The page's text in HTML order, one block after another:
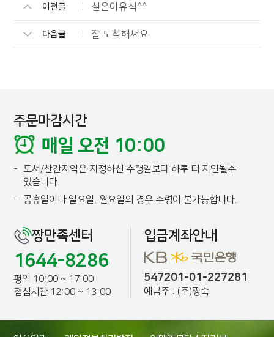
이전글 실온이유식^^
잘 도착해써요
다음글
주문마감시간
매일 오전 10:00
-
도서/산간지역은 지정하신 수령일보다 하루 더 지연될수
있습니다.
-
공휴일이나 일요일, 월요일의 경우 수령이 불가능합니다.
짱만족센터
1644-8286
평일 10:00 ~ 17:00
점심시간 12:00 ~ 13:00
입금계좌안내
547201-01-227281
예금주 : (주)짱죽